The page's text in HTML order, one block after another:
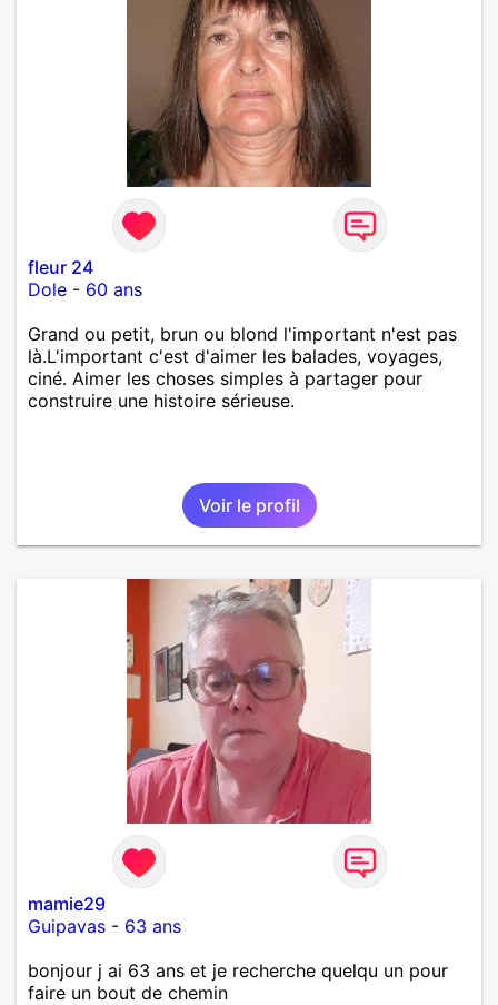
fleur 24
Dole - 60 ans
Grand ou petit, brun ou blond l'important n'est pas
là.L'important c'est d'aimer les balades, voyages,
ciné. Aimer les choses simples à partager pour
construire une histoire sérieuse.
Voir le profil
mamie29
Guipavas - 63 ans
bonjour j ai 63 ans et je recherche quelqu un pour
faire un bout de chemin